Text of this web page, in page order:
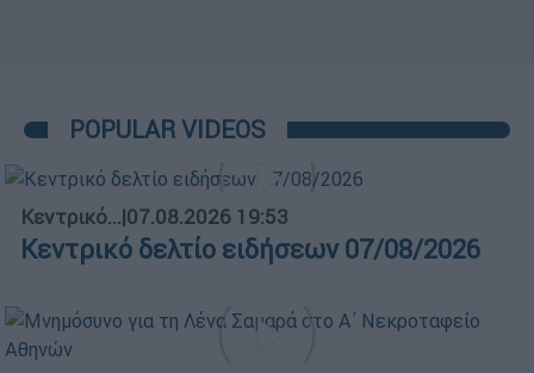
POPULAR VIDEOS
Κεντρικό...|07.08.2026 19:53
Κεντρικό δελτίο ειδήσεων 07/08/2026